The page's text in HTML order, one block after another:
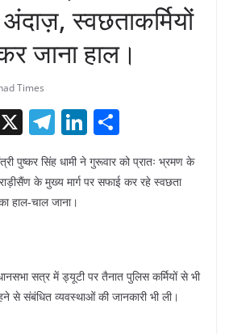
स्वछताकर्मियों
जाना हाल।
Times
X T
el
e
gr
Li
k
h
ar
e
पुष्कर सिंह धामी ने गुरूवार को प्रातः भ्रमण के
के मुख्य मार्ग पर सफाई कर रहे स्वछता
हाल-चाल जाना।
सत्र में ड्यूटी पर तैनात पुलिस कर्मियों से भी
से संबंधित व्यवस्थाओं की जानकारी भी ली।